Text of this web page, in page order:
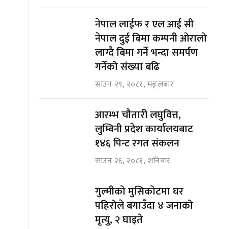
नेपाल लाईफ र एल आई सी
नेपाल दुई बिमा कम्पनी ओरालो
लाग्दै बिमा गर्ने भन्दा समर्पण
गर्नेको संख्या बढि
साउन २९, २०८१, मङ्लबार
आरम्भ चौतारी लघुवित्त,
लुम्बिनी प्रदेश कार्यालयबाट
१४६ पिन्ट रगत संकलन
साउन २६, २०८१, शनिबार
गुल्मीको मुसिकोटमा घर
पहिरोले बगाउँदा ४ जनाको
मृत्यु, २ घाइते